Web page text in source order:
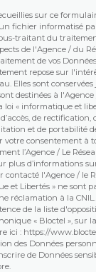
sur ce
fichier informatisé
traitant du
de l'Agence / du
de vos
repose sur
Elles sont
destinées à l'Agence
loi « informatique et
de rectification,
et de portabilité
votre consentement à
l’Agence / Le
plus d’informations
contacté l'Agence / le
et Libertés » ne sont
réclamation à la
de la liste
« Bloctel », sur
ici : https://
des Données
de Données